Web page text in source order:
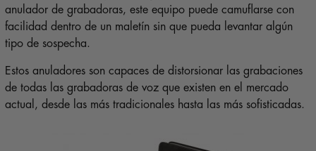
anulador de grabadoras, este equipo puede camuflarse con
facilidad dentro de un maletín sin que pueda levantar algún
tipo de sospecha.
Estos anuladores son capaces de distorsionar las grabaciones
de todas las grabadoras de voz que existen en el mercado
actual, desde las más tradicionales hasta las más sofisticadas.